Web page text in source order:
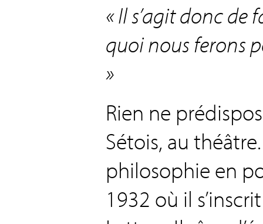
« Il s’agit donc de
quoi nous ferons
»
Rien ne
Sétois, au
philosophie en
1932 où il